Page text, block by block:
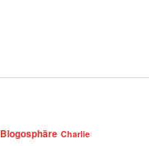
Blogosphäre Charlie